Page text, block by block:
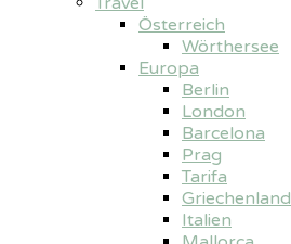
Österreich
Wörthersee
Europa
Berlin
London
Barcelona
Prag
Tarifa
Griechenland
Italien